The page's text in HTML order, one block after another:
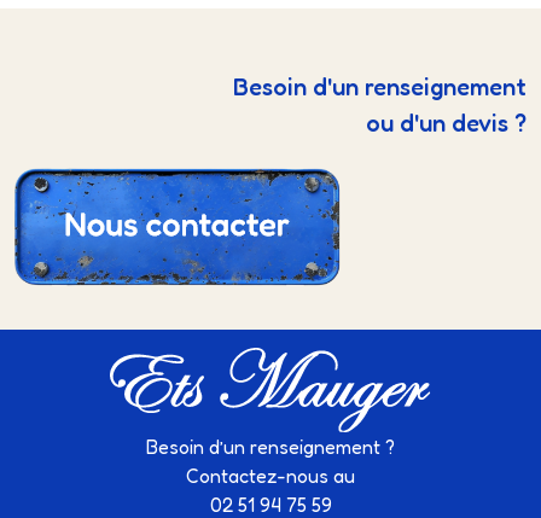
Besoin d'un renseignement
ou d'un devis ?
Besoin d’un renseignement ?
Contactez-nous au
02 51 94 75 59